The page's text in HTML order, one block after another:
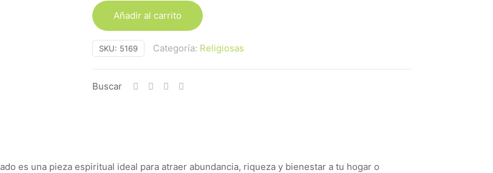
Añadir al carrito
SKU: 5169 Categoría: Religiosas
Buscar
es una pieza espiritual ideal para atraer abundancia, riqueza y bienestar a tu hogar o